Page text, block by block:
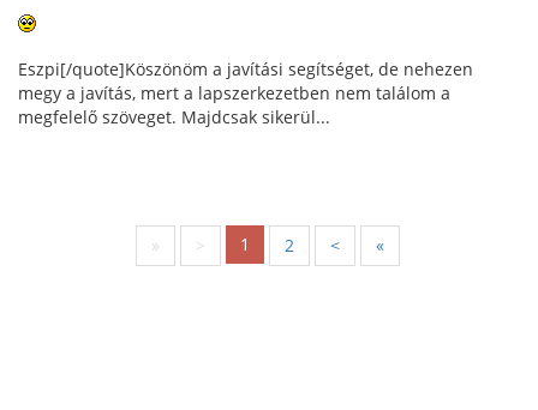
Eszpi[/quote]Köszönöm a javítási segítséget, de nehezen
megy a javítás, mert a lapszerkezetben nem találom a
megfelelő szöveget. Majdcsak sikerül...
« < 1 2 > »